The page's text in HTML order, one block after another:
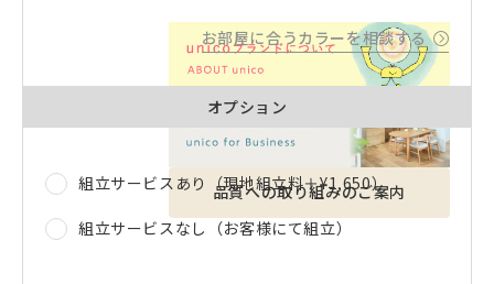
品質への取り組みのご案内
お部屋に合うカラーを相談する
オプション
組立サービスあり（現地組立料＋¥1,650）
組立サービスなし（お客様にて組立）